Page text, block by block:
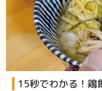
15秒でわかる！鶏